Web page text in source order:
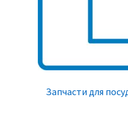
Запчасти для